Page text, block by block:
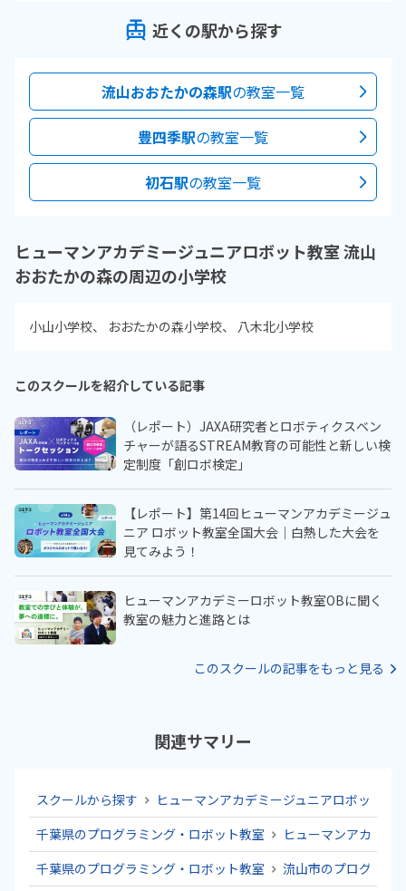
近くの駅から探す
流山おおたかの森駅の教室一覧
豊四季駅の教室一覧
初石駅の教室一覧
ヒューマンアカデミージュニアロボット教室 流山
おおたかの森の周辺の小学校
小山小学校 おおたかの森小学校 八木北小学校
このスクールを紹介している記事
（レポート）JAXA研究者とロボティクスベン
チャーが語るSTREAM教育の可能性と新しい検
定制度「創ロボ検定」
【レポート】第14回ヒューマンアカデミージュ
ニア ロボット教室全国大会｜白熱した大会を
見てみよう！
ヒューマンアカデミーロボット教室OBに聞く
教室の魅力と進路とは
このスクールの記事をもっと見る
関連サマリー
スクールから探す
ヒューマンアカデミージュニアロボット教
千葉県のプログラミング・ロボット教室
ヒューマンアカデミ
千葉県のプログラミング・ロボット教室
流山市のプログラミ